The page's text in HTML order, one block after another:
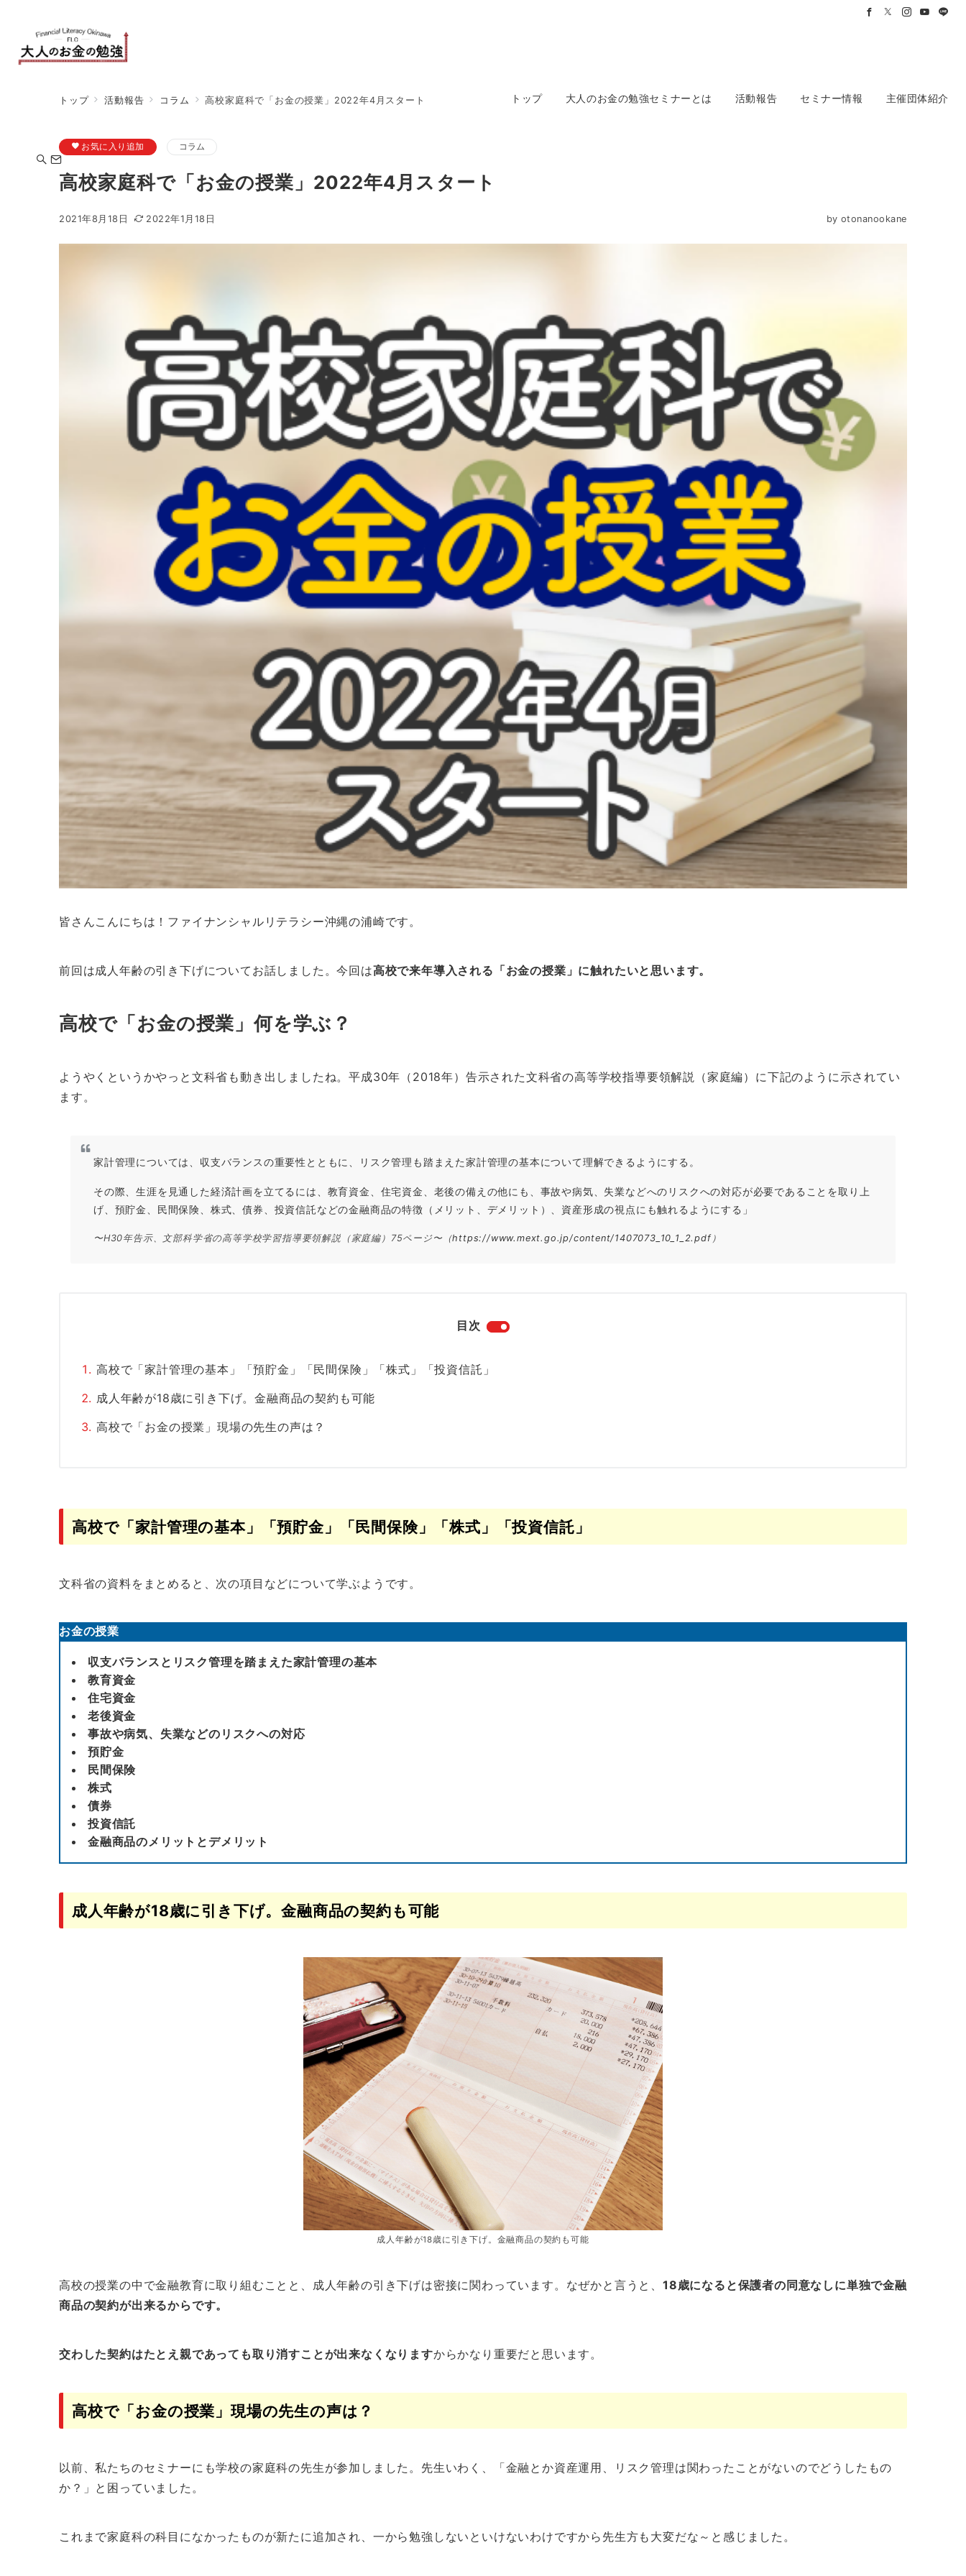
トップ 大人のお金の勉強セミナーとは 活動報告 セミナー情報 主催団体紹介
トップ 活動報告 コラム 高校家庭科で「お金の授業」2022年4月スタート
お気に入り追加 コラム
高校家庭科で「お金の授業」2022年4月スタート
2021年8月18日 2022年1月18日 by otonanookane
皆さんこんにちは！ファイナンシャルリテラシー沖縄の浦崎です。
前回は成人年齢の引き下げについてお話しました。今回は高校で来年導入される「お金の授業」に触れたいと思います。
高校で「お金の授業」何を学ぶ？
ようやくというかやっと文科省も動き出しましたね。平成30年（2018年）告示された文科省の高等学校指導要領解説（家庭編）に下記のように示されてい
ます。
家計管理については、収支バランスの重要性とともに、リスク管理も踏まえた家計管理の基本について理解できるようにする。
その際、生涯を見通した経済計画を立てるには、教育資金、住宅資金、老後の備えの他にも、事故や病気、失業などへのリスクへの対応が必要であることを取り上
げ、預貯金、民間保険、株式、債券、投資信託などの金融商品の特徴（メリット、デメリット）、資産形成の視点にも触れるようにする」
〜H30年告示、文部科学省の高等学校学習指導要領解説（家庭編）75ページ〜（https://www.mext.go.jp/content/1407073_10_1_2.pdf）
目次
高校で「家計管理の基本」「預貯金」「民間保険」「株式」「投資信託」
成人年齢が18歳に引き下げ。金融商品の契約も可能
高校で「お金の授業」現場の先生の声は？
高校で「家計管理の基本」「預貯金」「民間保険」「株式」「投資信託」
文科省の資料をまとめると、次の項目などについて学ぶようです。
お金の授業
収支バランスとリスク管理を踏まえた家計管理の基本
教育資金
住宅資金
老後資金
事故や病気、失業などのリスクへの対応
預貯金
民間保険
株式
債券
投資信託
金融商品のメリットとデメリット
成人年齢が18歳に引き下げ。金融商品の契約も可能
成人年齢が18歳に引き下げ。金融商品の契約も可能
高校の授業の中で金融教育に取り組むことと、成人年齢の引き下げは密接に関わっています。なぜかと言うと、 18歳になると保護者の同意なしに単独で金融
商品の契約が出来るからです。
交わした契約はたとえ親であっても取り消すことが出来なくなりますからかなり重要だと思います。
高校で「お金の授業」現場の先生の声は？
以前、私たちのセミナーにも学校の家庭科の先生が参加しました。先生いわく、「金融とか資産運用、リスク管理は関わったことがないのでどうしたもの
か？」と困っていました。
これまで家庭科の科目になかったものが新たに追加され、一から勉強しないといけないわけですから先生方も大変だな～と感じました。